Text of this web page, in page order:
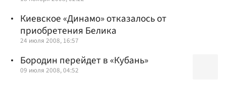
Киевское «Динамо» отказалось от
приобретения Белика
24 июля 2008, 16:57
Бородин перейдет в «Кубань»
09 июля 2008, 04:52